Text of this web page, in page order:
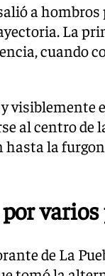
a
La
cuando
y
al centro
hasta la
de La